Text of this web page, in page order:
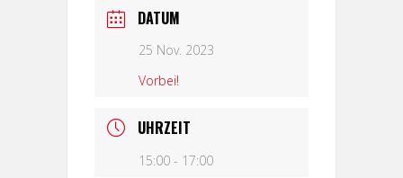
DATUM
25 Nov. 2023
Vorbei!
UHRZEIT
15:00 - 17:00